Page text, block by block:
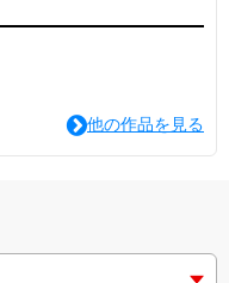
のレイヤード（重ね着）
妙な厚みの5.6oz生地を採
イクなプリントが、無機
。洗うほどに馴染むコッ
他の作品を見る